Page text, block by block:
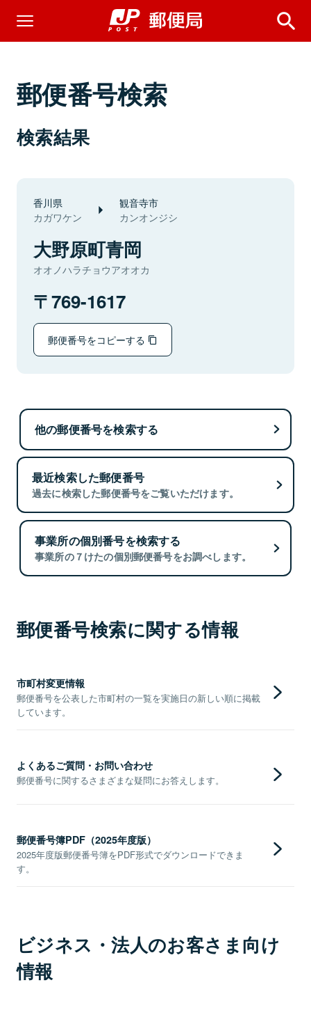
郵便番号検索
検索結果
香川県
カガワケン
観音寺市
カンオンジシ
大野原町青岡
オオノハラチョウアオオカ
769-1617
郵便番号をコピーする
他の郵便番号を検索する
最近検索した郵便番号
過去に検索した郵便番号をご覧いただけます。
事業所の個別番号を検索する
事業所の７けたの個別郵便番号をお調べします。
郵便番号検索に関する情報
市町村変更情報
郵便番号を公表した市町村の一覧を実施日の新しい順に掲載
しています。
よくあるご質問・お問い合わせ
郵便番号に関するさまざまな疑問にお答えします。
郵便番号簿PDF（2025年度版）
2025年度版郵便番号簿をPDF形式でダウンロードできま
す。
ビジネス・法人のお客さま向け
情報